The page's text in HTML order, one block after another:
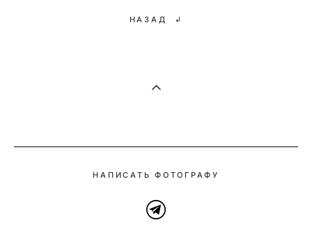
НАЗАД ↲
НАПИСАТЬ ФОТОГРАФУ